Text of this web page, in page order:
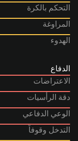
التحكم بالكرة
المراوغة
الهدوء
الدفاع
الاعتراضات
دقة الرأسيات
الوعي الدفاعي
التدخل وقوفاً